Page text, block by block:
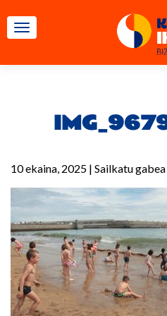
TOGGLE NAVIGATION
10 ekaina, 2025 | Sailkatu gabea